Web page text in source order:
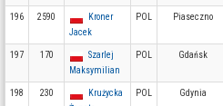
196 2590
Kroner
Jacek
POL Piaseczno
197 170
Szarlej
Maksymilian
POL Gdańsk
198 230
Krużycka
POL Gdynia